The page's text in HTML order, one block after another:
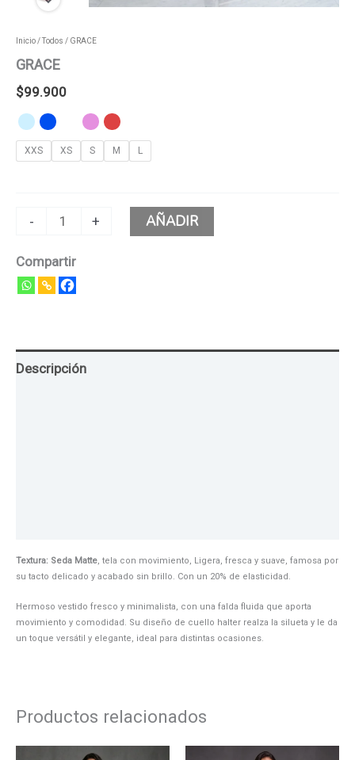
Inicio/Todos / GRACE
GRACE
$99.900
XXS XS S M L
- + AÑADIR
Compartir
Descripción
Textura: Seda Matte, tela con movimiento, Ligera, fresca y suave, famosa por
su tacto delicado y acabado sin brillo. Con un 20% de elasticidad.
Hermoso vestido fresco y minimalista, con una falda fluida que aporta
movimiento y comodidad. Su diseño de cuello halter realza la silueta y le da
un toque versátil y elegante, ideal para distintas ocasiones.
Productos relacionados